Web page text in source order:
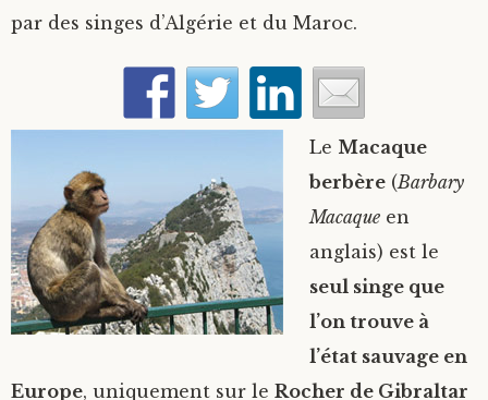
par des singes d’Algérie et du Maroc.
Le Macaque
berbère (Barbary
Macaque en
anglais) est le
seul singe que
l’on trouve à
l’état sauvage en
Europe, uniquement sur le Rocher de Gibraltar